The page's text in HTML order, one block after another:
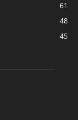
61
48
45